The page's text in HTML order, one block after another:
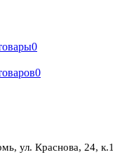
0
0
ул. Краснова, 24, к.1